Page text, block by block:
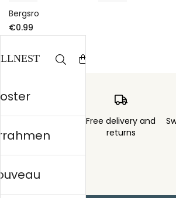
Bergsro
€0.99
3 days
Free delivery and
returns